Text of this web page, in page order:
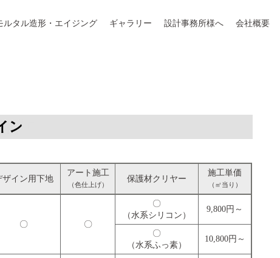
ルタル造形・エイジング ギャラリー 設計事務所様へ 会社概要
ザイン用下地
アート施工
（色仕上げ）
保護材クリヤー
施工単価
（㎡当り）
〇 〇
〇
（水系シリコン）
9,800円～
〇
（水系ふっ素）
10,800円～